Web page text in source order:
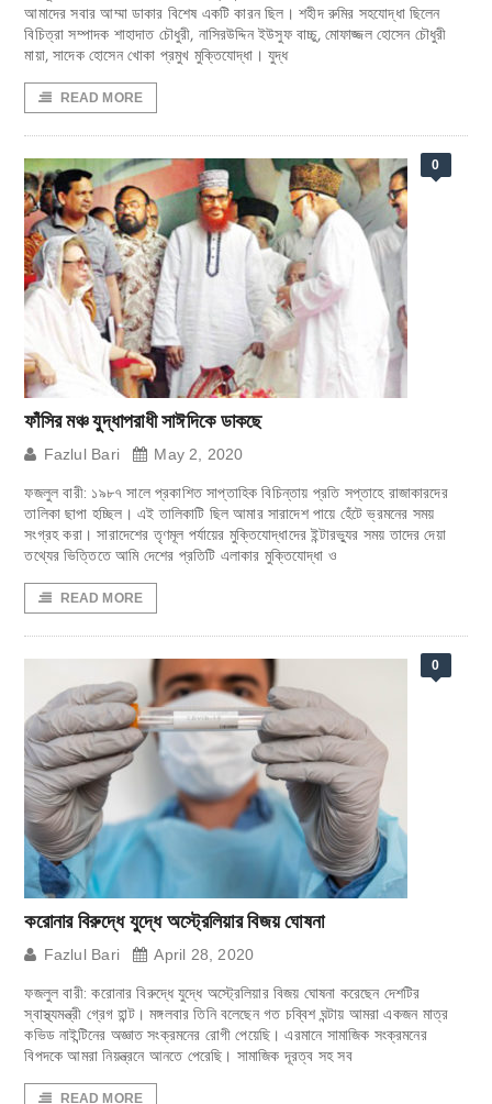
আমাদের সবার আম্মা ডাকার বিশেষ একটি কারন ছিল। শহীদ রুমির সহযোদ্ধা ছিলেন
বিচিত্রা সম্পাদক শাহাদাত চৌধুরী, নাসিরউদ্দিন ইউসুফ বাচ্চু, মোফাজ্জল হোসেন চৌধুরী
মায়া, সাদেক হোসেন খোকা প্রমুখ মুক্তিযোদ্ধা। যুদ্ধ
READ MORE
0
ফাঁসির মঞ্চ যুদ্ধাপরাধী সাঈদিকে ডাকছে
Fazlul Bari May 2, 2020
ফজলুল বারী: ১৯৮৭ সালে প্রকাশিত সাপ্তাহিক বিচিন্তায় প্রতি সপ্তাহে রাজাকারদের
তালিকা ছাপা হচ্ছিল। এই তালিকাটি ছিল আমার সারাদেশ পায়ে হেঁটে ভ্রমনের সময়
সংগ্রহ করা। সারাদেশের তৃণমূল পর্যায়ের মুক্তিযোদ্ধাদের ইন্টারভ্যুর সময় তাদের দেয়া
তথ্যের ভিত্তিতে আমি দেশের প্রতিটি এলাকার মুক্তিযোদ্ধা ও
READ MORE
0
করোনার বিরুদ্ধে যুদ্ধে অস্ট্রেলিয়ার বিজয় ঘোষনা
Fazlul Bari April 28, 2020
ফজলুল বারী: করোনার বিরুদ্ধে যুদ্ধে অস্ট্রেলিয়ার বিজয় ঘোষনা করেছেন দেশটির
স্বাস্থ্যমন্ত্রী গ্রেগ হান্ট। মঙ্গলবার তিনি বলেছেন গত চব্বিশ ঘন্টায় আমরা একজন মাত্র
কভিড নাইন্টিনের অজ্ঞাত সংক্রমনের রোগী পেয়েছি। এরমানে সামাজিক সংক্রমনের
বিপদকে আমরা নিয়ন্ত্রনে আনতে পেরেছি। সামাজিক দূরত্ব সহ সব
READ MORE